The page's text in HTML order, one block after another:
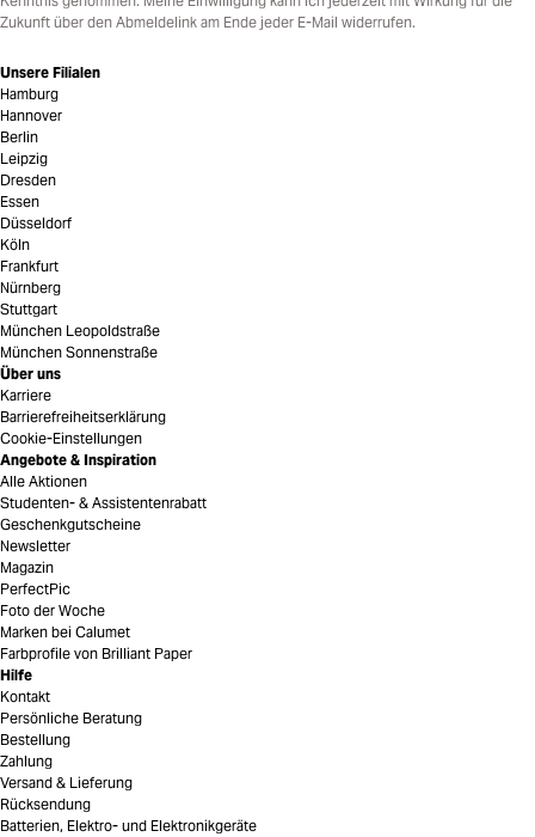
Zukunft über den Abmeldelink am Ende jeder E-Mail widerrufen.
Unsere Filialen
Hamburg
Hannover
Berlin
Leipzig
Dresden
Essen
Düsseldorf
Köln
Frankfurt
Nürnberg
Stuttgart
München Leopoldstraße
München Sonnenstraße
Über uns
Karriere
Barrierefreiheitserklärung
Cookie-Einstellungen
Angebote & Inspiration
Alle Aktionen
Studenten- & Assistentenrabatt
Geschenkgutscheine
Newsletter
Magazin
PerfectPic
Foto der Woche
Marken bei Calumet
Farbprofile von Brilliant Paper
Hilfe
Kontakt
Persönliche Beratung
Bestellung
Zahlung
Versand & Lieferung
Rücksendung
Batterien, Elektro- und Elektronikgeräte